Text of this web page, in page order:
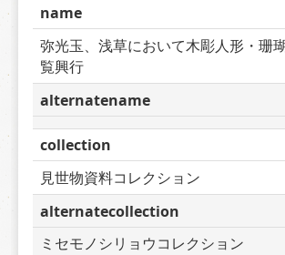
name
弥光玉、浅草において木彫人形・珊
覧興行
alternatename
collection
見世物資料コレクション
alternatecollection
ミセモノシリョウコレクション